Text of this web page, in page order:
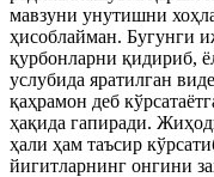
мавзуни унутишни
ҳисоблайман. Бугунги
қурбонларни қидириб,
услубида яратилган
қаҳрамон деб
ҳақида гапиради.
ҳали ҳам таъсир
йигитларнинг онгини